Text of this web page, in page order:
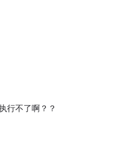
行不了啊？？